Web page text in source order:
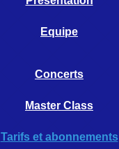
Equipe
Concerts
Master Class
Tarifs et abonnements